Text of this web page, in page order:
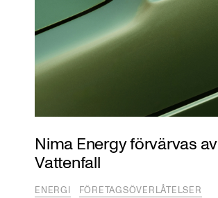
Nima Energy förvärvas av
Vattenfall
ENERGI
FÖRETAGSÖVERLÅTELSER